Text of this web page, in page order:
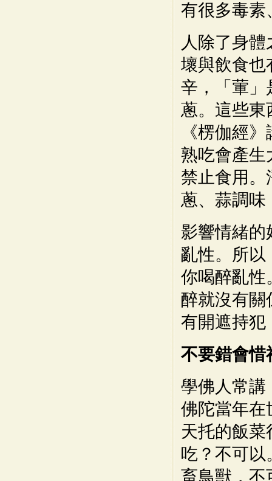
有很多毒素
人除了身
壞與飲食也
辛，「葷」
蔥。這些東
《楞伽經
熟吃會產生
禁止食用。
蔥、蒜調味
影響情緒的
亂性。所以
你喝醉亂性
醉就沒有關
有開遮持犯
不要錯會惜
學佛人常講
佛陀當年在
天托的飯
吃？不可以
畜鳥獸，不